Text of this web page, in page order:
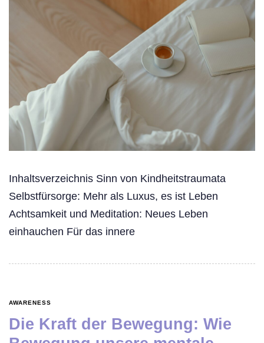
Inhaltsverzeichnis Sinn von Kindheitstraumata
Selbstfürsorge: Mehr als Luxus, es ist Leben
Achtsamkeit und Meditation: Neues Leben
einhauchen Für das innere
AWARENESS
Die Kraft der Bewegung: Wie